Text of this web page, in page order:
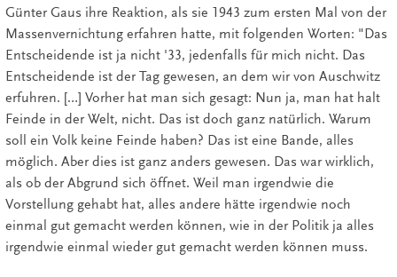
Günter Gaus ihre Reaktion, als sie 1943 zum ersten Mal von der
Massenvernichtung erfahren hatte, mit folgenden Worten: "Das
Entscheidende ist ja nicht '33, jedenfalls für mich nicht. Das
Entscheidende ist der Tag gewesen, an dem wir von Auschwitz
erfuhren. […] Vorher hat man sich gesagt: Nun ja, man hat halt
Feinde in der Welt, nicht. Das ist doch ganz natürlich. Warum
soll ein Volk keine Feinde haben? Das ist eine Bande, alles
möglich. Aber dies ist ganz anders gewesen. Das war wirklich,
als ob der Abgrund sich öffnet. Weil man irgendwie die
Vorstellung gehabt hat, alles andere hätte irgendwie noch
einmal gut gemacht werden können, wie in der Politik ja alles
irgendwie einmal wieder gut gemacht werden können muss.